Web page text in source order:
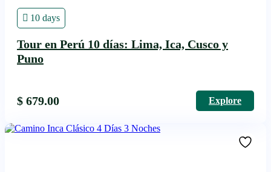
10 days
Tour en Perú 10 días: Lima, Ica, Cusco y
Puno
$ 679.00 Explore